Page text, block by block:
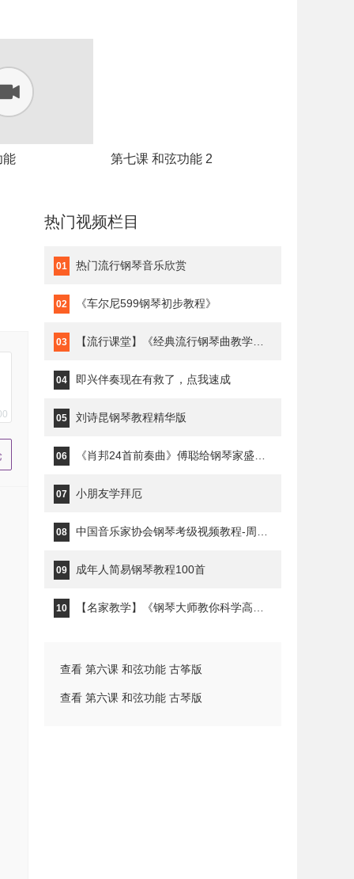
能 第七课 和弦功能 2
热门视频栏目
01 热门流行钢琴音乐欣赏
02 《车尔尼599钢琴初步教程》
03 【流行课堂】《经典流行钢琴曲教学》琥珀琴师Louis
04 即兴伴奏现在有救了，点我速成
05 刘诗昆钢琴教程精华版
06 《肖邦24首前奏曲》傅聪给钢琴家盛原上课
07 小朋友学拜厄
08 中国音乐家协会钢琴考级视频教程-周铭孙
09 成年人简易钢琴教程100首
10 【名家教学】《钢琴大师教你科学高效的练琴》钢琴家秦川
查看 第六课 和弦功能 古筝版
查看 第六课 和弦功能 古琴版